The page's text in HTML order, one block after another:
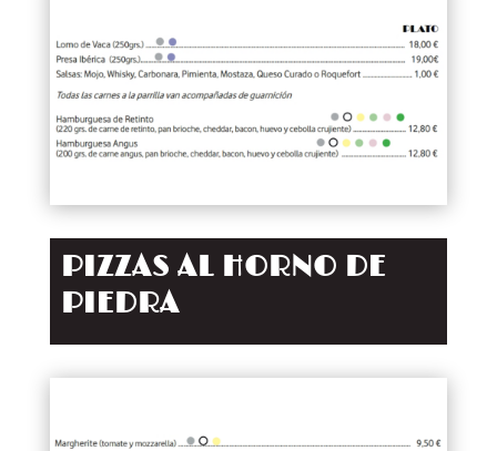
PIZZAS AL HORNO DE
PIEDRA